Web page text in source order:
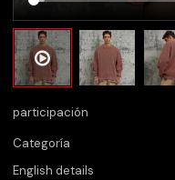
participación
Categoría
English details